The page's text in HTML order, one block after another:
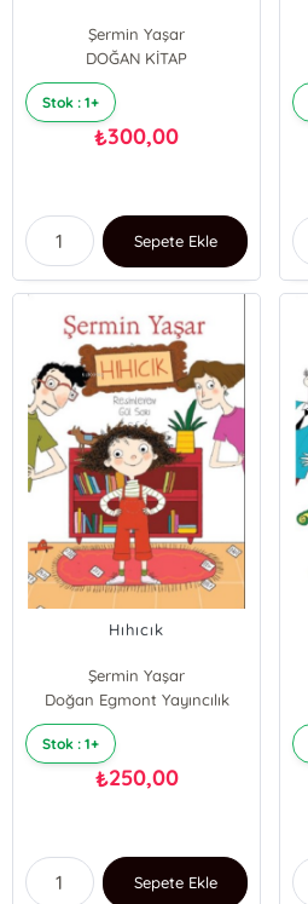
Şermin Yaşar
DOĞAN KİTAP
Stok : 1+
₺300,00
Sepete Ekle
Hıhıcık
Şermin Yaşar
Doğan Egmont Yayıncılık
Stok : 1+
₺250,00
Sepete Ekle